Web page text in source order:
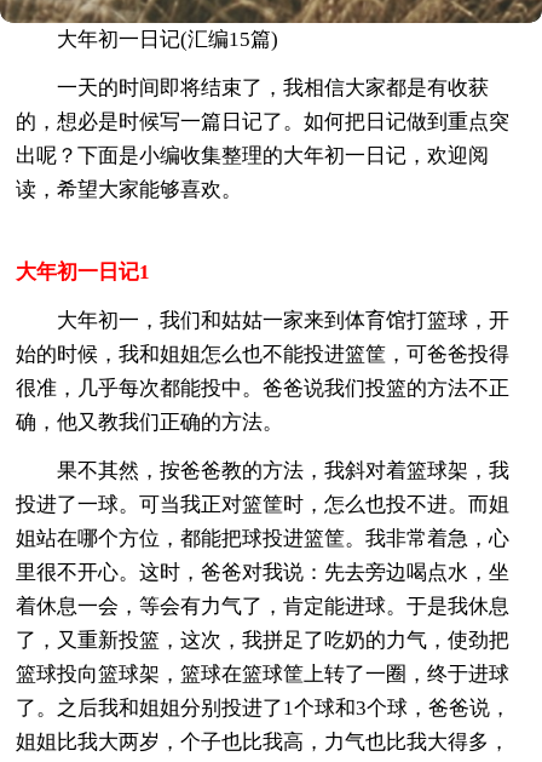
大年初一日记(汇编15篇)
一天的时间即将结束了，我相信大家都是有收获
的，想必是时候写一篇日记了。如何把日记做到重点突
出呢？下面是小编收集整理的大年初一日记，欢迎阅
读，希望大家能够喜欢。
大年初一日记1
大年初一，我们和姑姑一家来到体育馆打篮球，开
始的时候，我和姐姐怎么也不能投进篮筐，可爸爸投得
很准，几乎每次都能投中。爸爸说我们投篮的方法不正
确，他又教我们正确的方法。
果不其然，按爸爸教的方法，我斜对着篮球架，我
投进了一球。可当我正对篮筐时，怎么也投不进。而姐
姐站在哪个方位，都能把球投进篮筐。我非常着急，心
里很不开心。这时，爸爸对我说：先去旁边喝点水，坐
着休息一会，等会有力气了，肯定能进球。于是我休息
了，又重新投篮，这次，我拼足了吃奶的力气，使劲把
篮球投向篮球架，篮球在篮球筐上转了一圈，终于进球
了。之后我和姐姐分别投进了1个球和3个球，爸爸说，
姐姐比我大两岁，个子也比我高，力气也比我大得多，